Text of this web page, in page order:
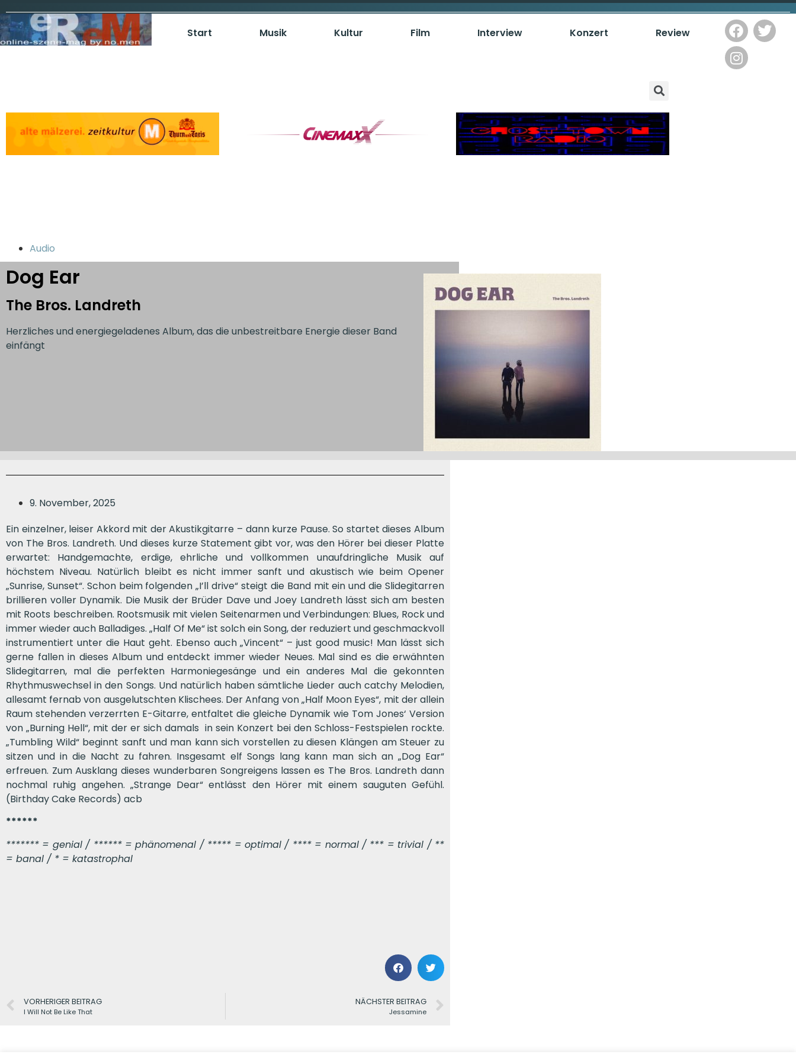
Start Musik Kultur Film Interview Konzert Review
Audio
Dog Ear
The Bros. Landreth
Herzliches und energiegeladenes Album, das die unbestreitbare Energie dieser Band
einfängt
9. November, 2025
Ein einzelner, leiser Akkord mit der Akustikgitarre – dann kurze Pause. So startet dieses Album
von The Bros. Landreth. Und dieses kurze Statement gibt vor, was den Hörer bei dieser Platte
erwartet: Handgemachte, erdige, ehrliche und vollkommen unaufdringliche Musik auf
höchstem Niveau. Natürlich bleibt es nicht immer sanft und akustisch wie beim Opener
„Sunrise, Sunset“. Schon beim folgenden „I’ll drive“ steigt die Band mit ein und die Slidegitarren
brillieren voller Dynamik. Die Musik der Brüder Dave und Joey Landreth lässt sich am besten
mit Roots beschreiben. Rootsmusik mit vielen Seitenarmen und Verbindungen: Blues, Rock und
immer wieder auch Balladiges. „Half Of Me“ ist solch ein Song, der reduziert und geschmackvoll
instrumentiert unter die Haut geht. Ebenso auch „Vincent“ – just good music! Man lässt sich
gerne fallen in dieses Album und entdeckt immer wieder Neues. Mal sind es die erwähnten
Slidegitarren, mal die perfekten Harmoniegesänge und ein anderes Mal die gekonnten
Rhythmuswechsel in den Songs. Und natürlich haben sämtliche Lieder auch catchy Melodien,
allesamt fernab von ausgelutschten Klischees. Der Anfang von „Half Moon Eyes“, mit der allein
Raum stehenden verzerrten E-Gitarre, entfaltet die gleiche Dynamik wie Tom Jones‘ Version
von „Burning Hell“, mit der er sich damals in sein Konzert bei den Schloss-Festspielen rockte.
„Tumbling Wild“ beginnt sanft und man kann sich vorstellen zu diesen Klängen am Steuer zu
sitzen und in die Nacht zu fahren. Insgesamt elf Songs lang kann man sich an „Dog Ear“
erfreuen. Zum Ausklang dieses wunderbaren Songreigens lassen es The Bros. Landreth dann
nochmal ruhig angehen. „Strange Dear“ entlässt den Hörer mit einem sauguten Gefühl.
(Birthday Cake Records) acb
******
******* = genial / ****** = phänomenal / ***** = optimal / **** = normal / *** = trivial / **
= banal / * = katastrophal
VORHERIGER BEITRAG
I Will Not Be Like That
NÄCHSTER BEITRAG
Jessamine